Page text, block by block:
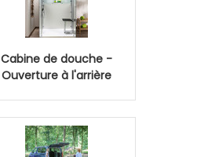
Cabine de douche -
Ouverture à l'arrière